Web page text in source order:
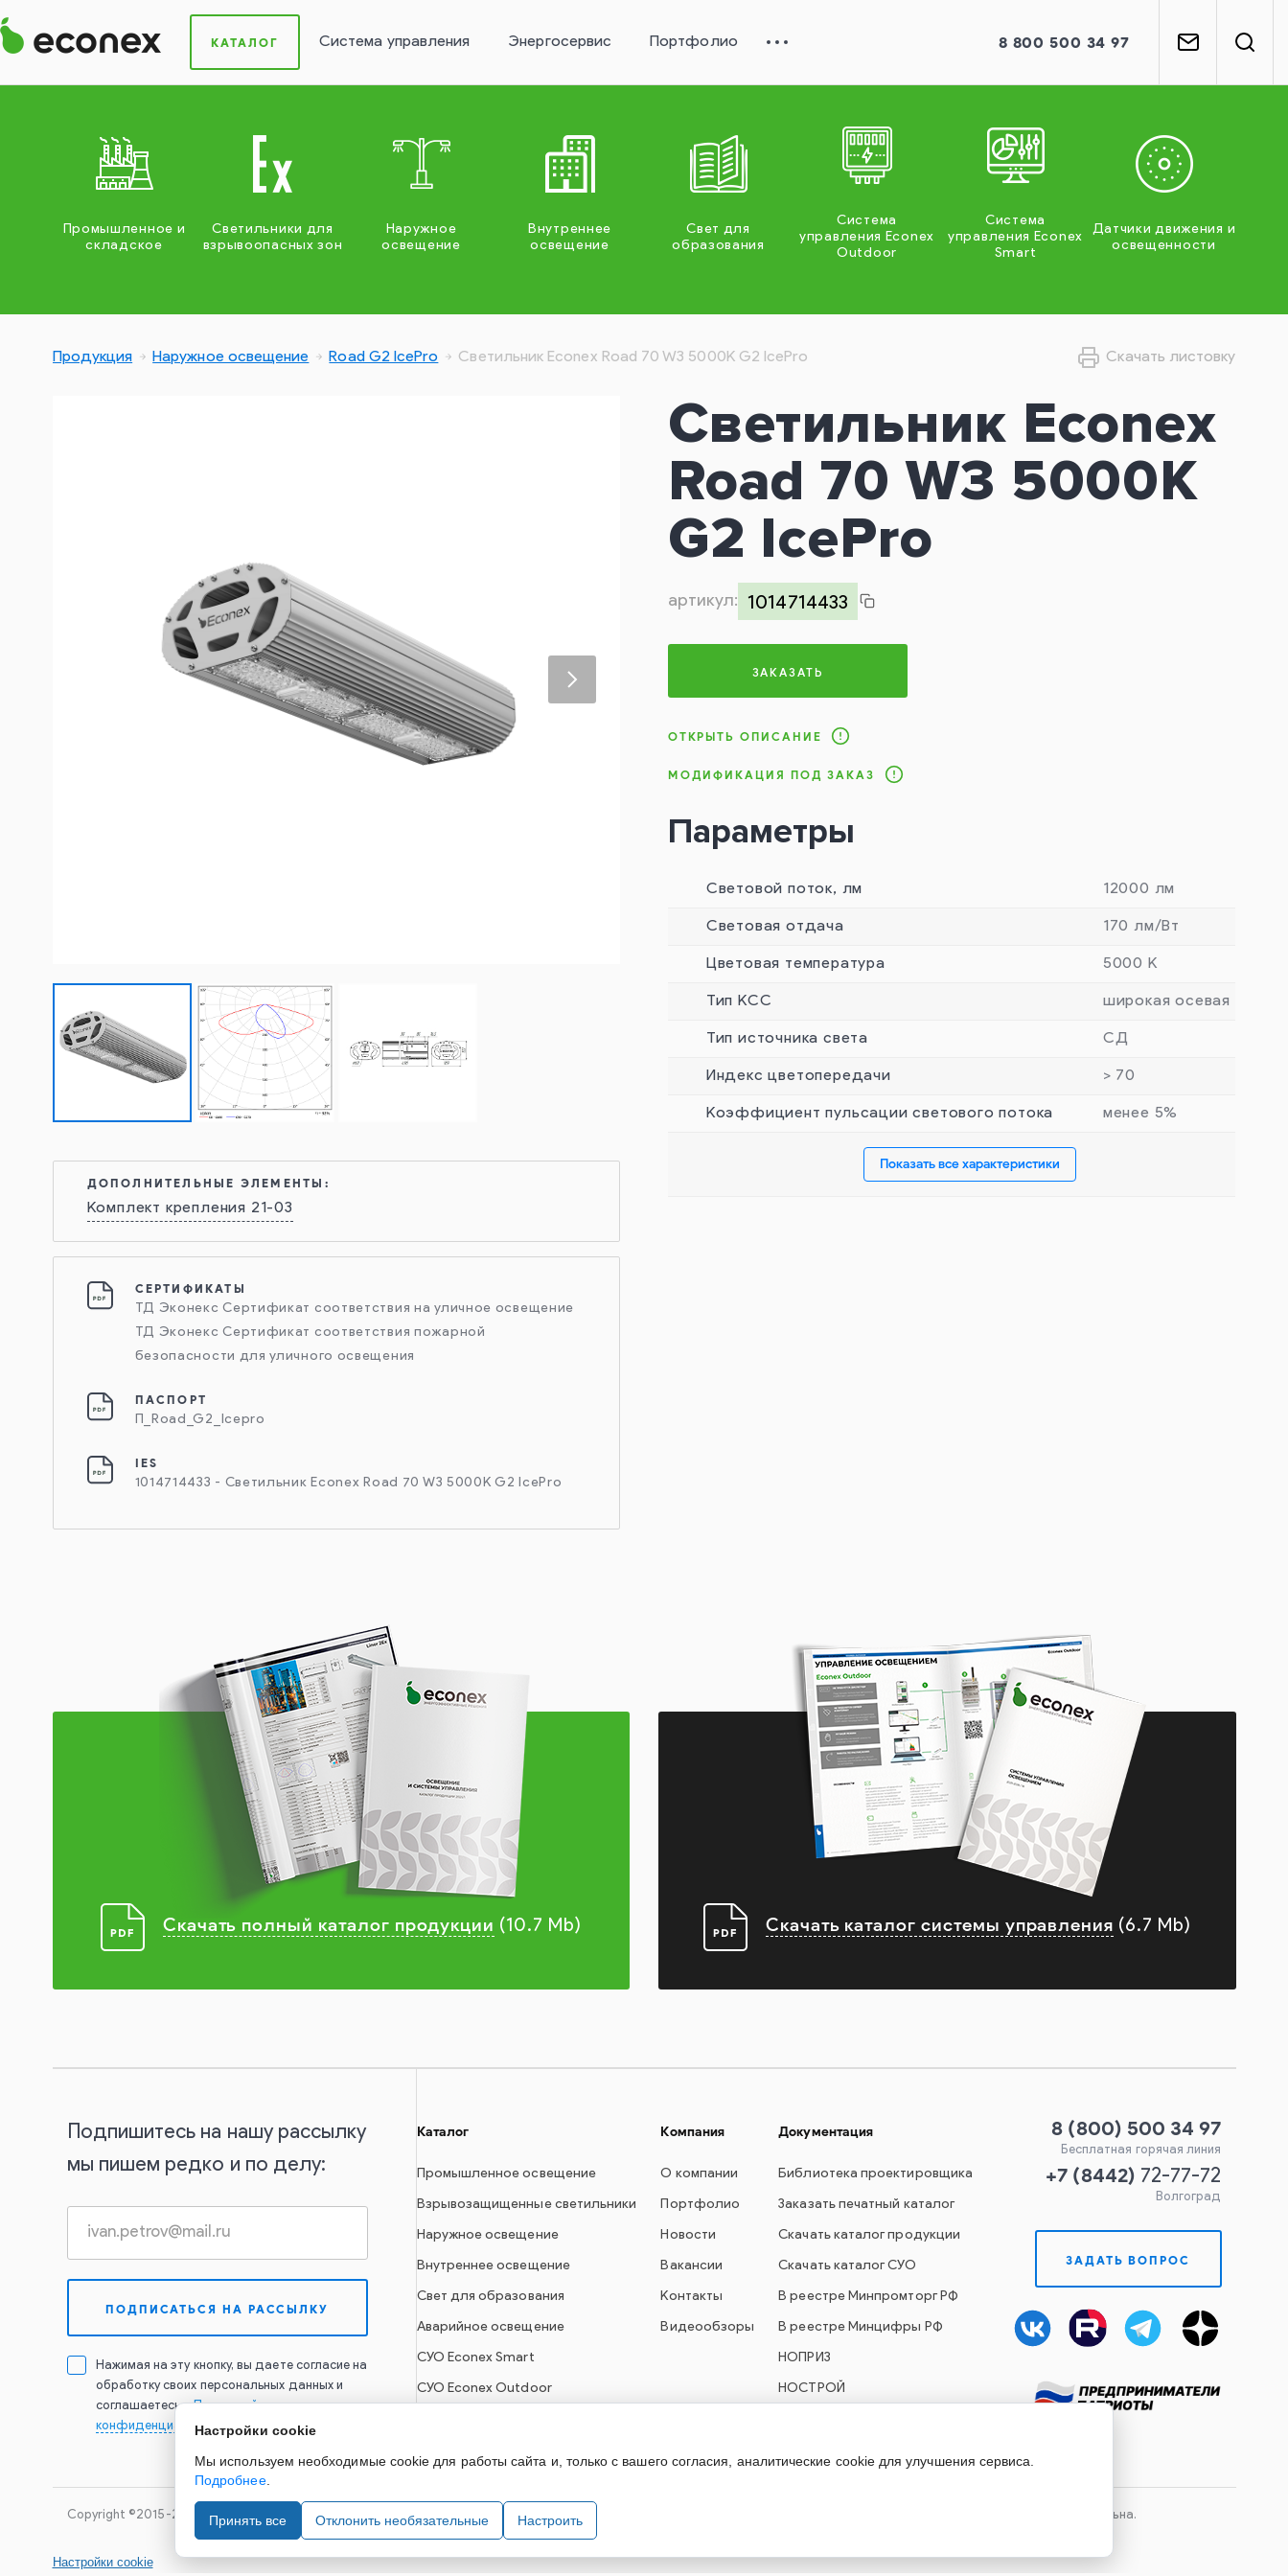
КАТАЛОГ Система управления Энергосервис Портфолио 8 800 500 34 97
Промышленное и
складское
Светильники для
взрывоопасных зон
Наружное
освещение
Внутреннее
освещение
Свет для
образования
Система
управления Econex
Outdoor
Система
управления Econex
Smart
Датчики движения и
освещенности
Продукция Наружное освещение Road G2 IcePro Светильник Econex Road 70 W3 5000K G2 IcePro
ДОПОЛНИТЕЛЬНЫЕ ЭЛЕМЕНТЫ:
Комплект крепления 21-03
СЕРТИФИКАТЫ
ТД Эконекс Сертификат соответствия на уличное освещение
ТД Эконекс Сертификат соответствия пожарной
безопасности для уличного освещения
ПАСПОРТ
П_Road_G2_Icepro
IES
1014714433 - Светильник Econex Road 70 W3 5000K G2 IcePro
Скачать листовку
Светильник Econex
Road 70 W3 5000K
G2 IcePro
артикул: 1014714433
ЗАКАЗАТЬ
ОТКРЫТЬ ОПИСАНИЕ
МОДИФИКАЦИЯ ПОД ЗАКАЗ
Параметры
Световой поток, лм 12000 лм
Световая отдача 170 лм/Вт
Цветовая температура 5000 К
Тип КСС широкая осевая
Тип источника света СД
Индекс цветопередачи > 70
Коэффициент пульсации светового потока менее 5%
Показать все характеристики
Скачать полный каталог продукции (10.7 Mb) Скачать каталог системы управления (6.7 Mb)
Подпишитесь на нашу рассылку
мы пишем редко и по делу:
Нажимая на эту кнопку, вы даете согласие на
обработку своих персональных данных и
соглашаетесь сПолитикой
конфиденциальности
Каталог
Промышленное освещение
Взрывозащищенные светильники
Наружное освещение
Внутреннее освещение
Свет для образования
Аварийное освещение
СУО Econex Smart
СУО Econex Outdoor
Компания
О компании
Портфолио
Новости
Вакансии
Контакты
Видеообзоры
Документация
Библиотека проектировщика
Заказать печатный каталог
Скачать каталог продукции
Скачать каталог СУО
В реестре Минпромторг РФ
В реестре Минцифры РФ
НОПРИЗ
НОСТРОЙ
8 (800) 500 34 97
Бесплатная горячая линия
+7 (8442) 72-77-72
Волгоград
ЗАДАТЬ ВОПРОС
Copyright ©2015-2026. Завод Econex. Производство светотехнического оборудования. При использовании информации и материалов сайта, ссылка на источник обязательна.
Настройки cookie
Настройки cookie
Мы используем необходимые cookie для работы сайта и, только с вашего согласия, аналитические cookie для улучшения сервиса.
Подробнее.
Принять все Отклонить необязательные Настроить